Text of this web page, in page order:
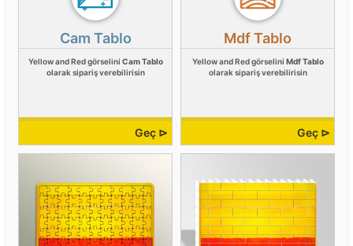
Cam Tablo
Yellow and Red görselini Cam Tablo
olarak sipariş verebilirisin
Geç ⊳
Mdf Tablo
Yellow and Red görselini Mdf Tablo
olarak sipariş verebilirisin
Geç ⊳